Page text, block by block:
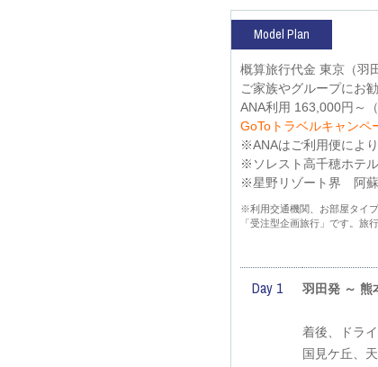
Model Plan
概算旅行代金 東京（羽
ご家族やグループにお
ANA利用 163,000円～
GoToトラベルキャン
※ANAはご利用便によ
※ソレスト高千穂ホテ
※星野リゾート界 阿蘇
※利用交通機関、お部屋タイ
「受注型企画旅行」です。旅
Day 1 羽田発 ～ 熊
着後、ドラ
国見ケ丘、